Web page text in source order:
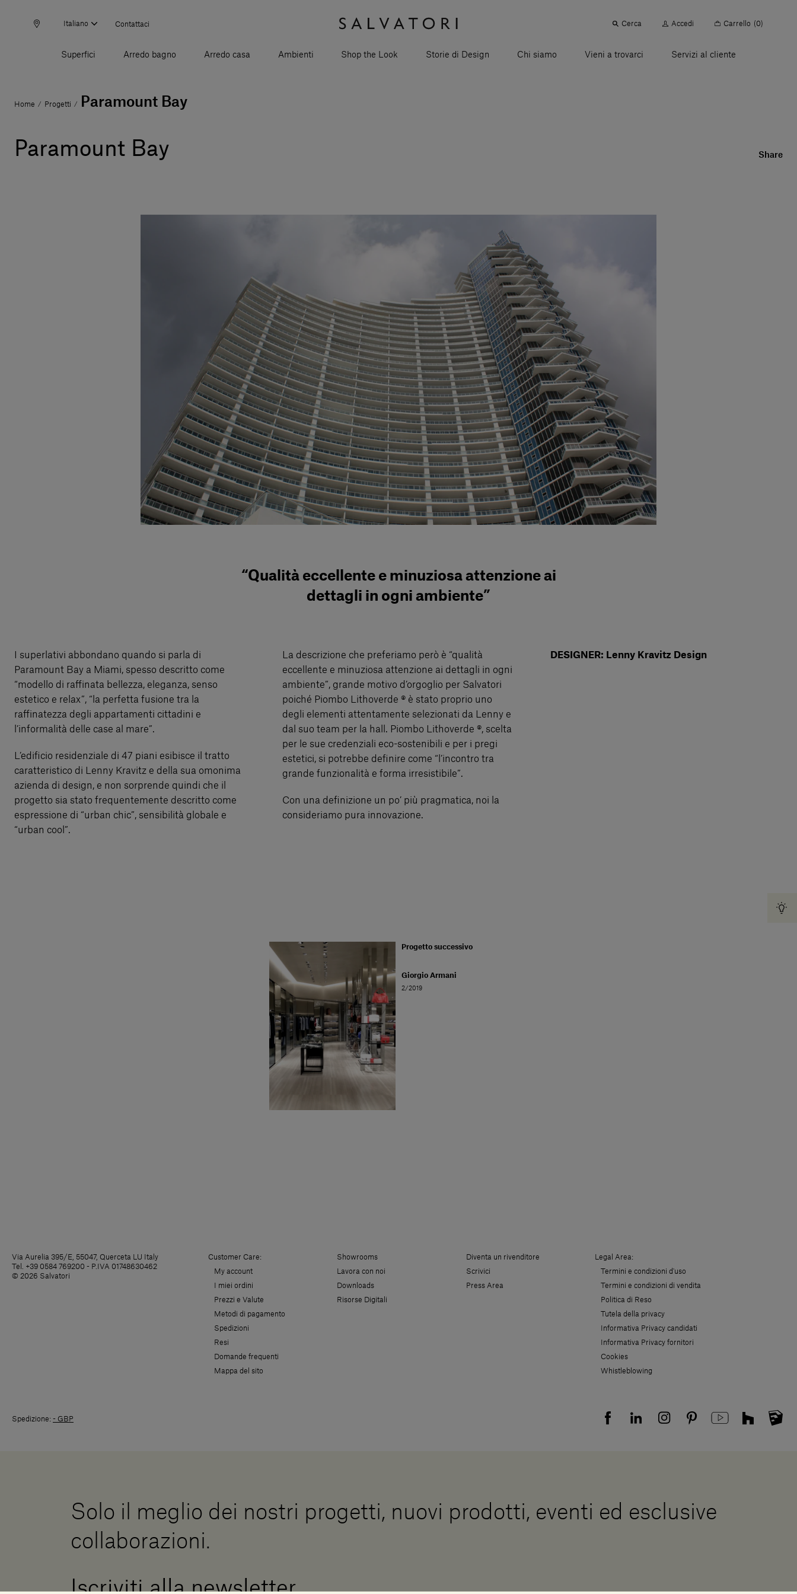
Italiano Contattaci Cerca Accedi Carrello (0)
Superfici Arredo bagno Arredo casa Ambienti Shop the Look Storie di Design Chi siamo Vieni a trovarci Servizi al cliente
Home / Progetti / Paramount Bay
Paramount Bay Share
“Qualità eccellente e minuziosa attenzione ai
dettagli in ogni ambiente”
I superlativi abbondano quando si parla di
Paramount Bay a Miami, spesso descritto come
“modello di raffinata bellezza, eleganza, senso
estetico e relax”, “la perfetta fusione tra la
raffinatezza degli appartamenti cittadini e
l’informalità delle case al mare”.
L’edificio residenziale di 47 piani esibisce il tratto
caratteristico di Lenny Kravitz e della sua omonima
azienda di design, e non sorprende quindi che il
progetto sia stato frequentemente descritto come
espressione di “urban chic”, sensibilità globale e
“urban cool”.
La descrizione che preferiamo però è “qualità
eccellente e minuziosa attenzione ai dettagli in ogni
ambiente”, grande motivo d’orgoglio per Salvatori
poiché Piombo Lithoverde ® è stato proprio uno
degli elementi attentamente selezionati da Lenny e
dal suo team per la hall. Piombo Lithoverde ®, scelta
per le sue credenziali eco-sostenibili e per i pregi
estetici, si potrebbe definire come “l’incontro tra
grande funzionalità e forma irresistibile”.
Con una definizione un po’ più pragmatica, noi la
consideriamo pura innovazione.
DESIGNER: Lenny Kravitz Design
Progetto successivo
Giorgio Armani
2/2019
Via Aurelia 395/E, 55047, Querceta LU Italy
Tel. +39 0584 769200 - P.IVA 01748630462
© 2026 Salvatori
Customer Care:
My account
I miei ordini
Prezzi e Valute
Metodi di pagamento
Spedizioni
Resi
Domande frequenti
Mappa del sito
Showrooms
Lavora con noi
Downloads
Risorse Digitali
Diventa un rivenditore
Scrivici
Press Area
Legal Area:
Termini e condizioni d'uso
Termini e condizioni di vendita
Politica di Reso
Tutela della privacy
Informativa Privacy candidati
Informativa Privacy fornitori
Cookies
Whistleblowing
Spedizione: - GBP
Solo il meglio dei nostri progetti, nuovi prodotti, eventi ed esclusive
collaborazioni.
Iscriviti alla newsletter